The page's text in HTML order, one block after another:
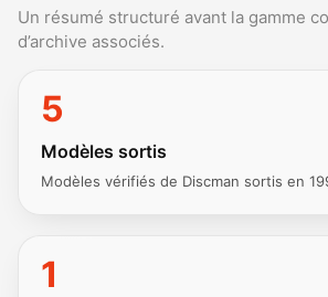
Un résumé structuré avant la gamme
d’archive associés.
5
Modèles sortis
Modèles vérifiés de Discman sortis en
1